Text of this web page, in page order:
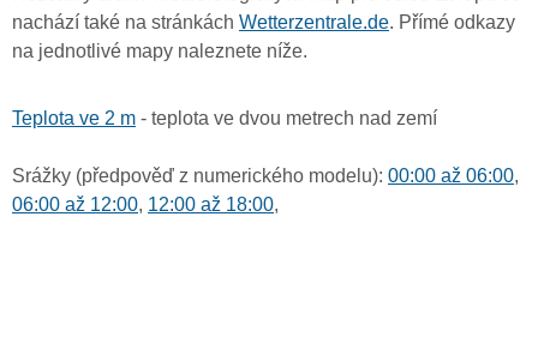
nachází také na stránkách Wetterzentrale.de. Přímé odkazy
na jednotlivé mapy naleznete níže.
Teplota ve 2 m - teplota ve dvou metrech nad zemí
Srážky (předpověď z numerického modelu): 00:00 až 06:00,
06:00 až 12:00, 12:00 až 18:00,